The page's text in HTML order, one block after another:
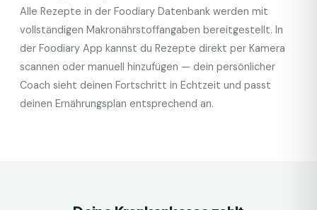
Alle Rezepte in der Foodiary Datenbank werden mit
vollständigen Makronährstoffangaben bereitgestellt. In
der Foodiary App kannst du Rezepte direkt per Kamera
scannen oder manuell hinzufügen — dein persönlicher
Coach sieht deinen Fortschritt in Echtzeit und passt
deinen Ernährungsplan entsprechend an.